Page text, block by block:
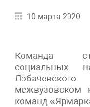
10 марта 2020
Команда
межвузовском
команд